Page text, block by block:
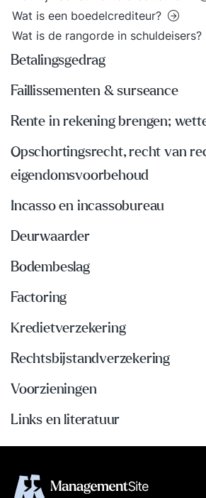
Wat is een boedelcrediteur?
Wat is de rangorde in schuldeisers?
Betalingsgedrag
Faillissementen & surseance
Rente in rekening brengen;
Opschortingsrecht, recht van
eigendomsvoorbehoud
Incasso en incassobureau
Deurwaarder
Bodembeslag
Factoring
Kredietverzekering
Rechtsbijstandverzekering
Voorzieningen
Links en literatuur